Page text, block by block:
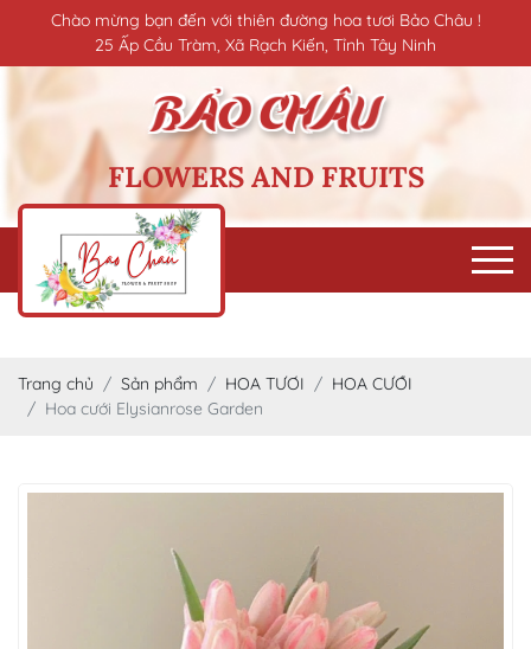
Chào mừng bạn đến với thiên đường hoa tươi Bảo Châu !
25 Ấp Cầu Tràm, Xã Rạch Kiến, Tỉnh Tây Ninh
FLOWERS AND FRUITS
Trang chủ Sản phẩm HOA TƯƠI
HOA CƯỚI
Hoa cưới Elysianrose Garden